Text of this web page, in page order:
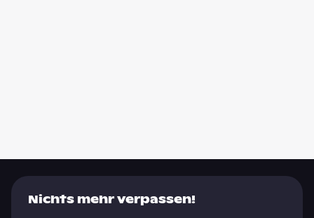
Nichts mehr verpassen!